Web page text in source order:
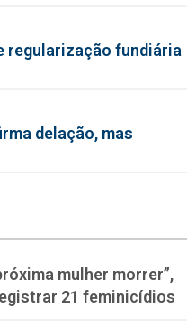
regularização fundiária
delação, mas
mulher morrer”,
21 feminicídios